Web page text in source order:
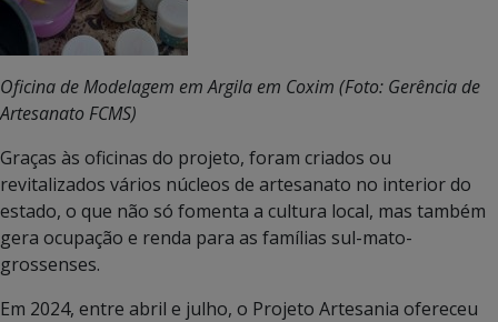
Oficina de Modelagem em Argila em Coxim (Foto: Gerência de
Artesanato FCMS)
Graças às oficinas do projeto, foram criados ou
revitalizados vários núcleos de artesanato no interior do
estado, o que não só fomenta a cultura local, mas também
gera ocupação e renda para as famílias sul-mato-
grossenses.
Em 2024, entre abril e julho, o Projeto Artesania ofereceu